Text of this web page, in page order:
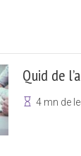
Quid de
4 mn de